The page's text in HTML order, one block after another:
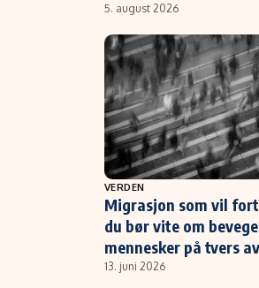
5. august 2026
VERDEN
Migrasjon som vil
du bør vite om
mennesker på tvers
13. juni 2026